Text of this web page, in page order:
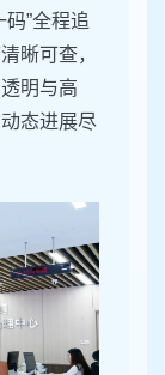
”全程追
晰可查，
明与高
态进展尽